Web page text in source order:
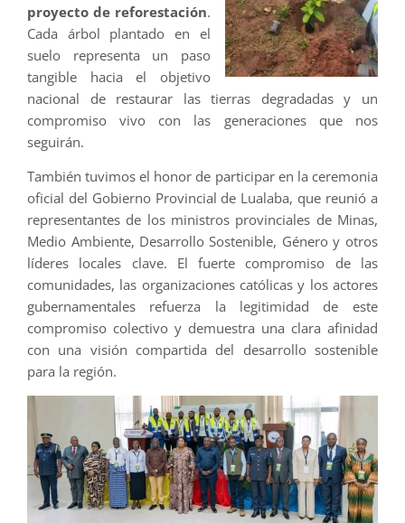
proyecto de reforestación.
Cada árbol plantado en el
suelo representa un paso
tangible hacia el objetivo
nacional de restaurar las tierras degradadas y un
compromiso vivo con las generaciones que nos
seguirán.
También tuvimos el honor de participar en la ceremonia
oficial del Gobierno Provincial de Lualaba, que reunió a
representantes de los ministros provinciales de Minas,
Medio Ambiente, Desarrollo Sostenible, Género y otros
líderes locales clave. El fuerte compromiso de las
comunidades, las organizaciones católicas y los actores
gubernamentales refuerza la legitimidad de este
compromiso colectivo y demuestra una clara afinidad
con una visión compartida del desarrollo sostenible
para la región.